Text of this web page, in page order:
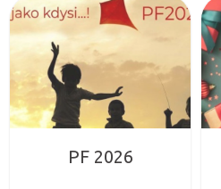
nejdéle.
PF 2026